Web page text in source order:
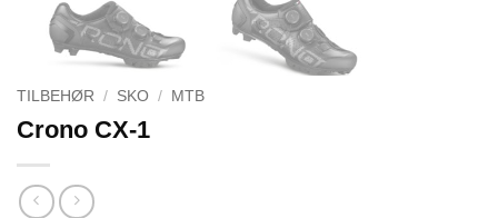
TILBEHØR / SKO / MTB
Crono CX-1